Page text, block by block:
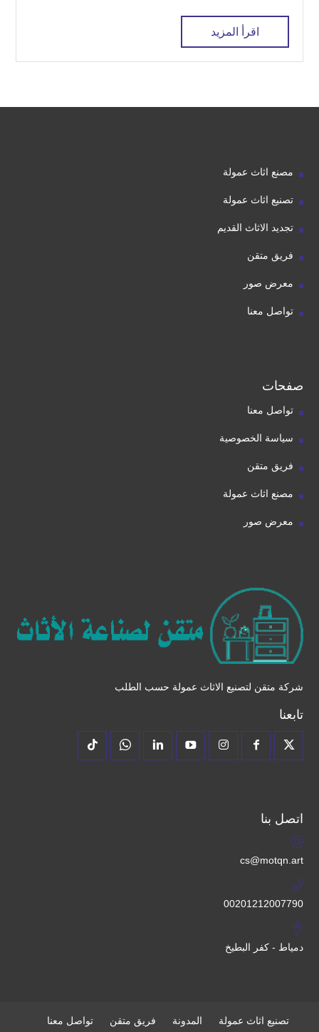
اقرأ المزيد
مصنع اثاث عمولة
تصنيع اثاث عمولة
تجديد الاثاث القديم
فريق متقن
معرض صور
تواصل معنا
صفحات
تواصل معنا
سياسة الخصوصية
فريق متقن
مصنع اثاث عمولة
معرض صور
شركة متقن لتصنيع الاثاث عمولة حسب الطلب
تابعنا
اتصل بنا
cs@motqn.art
00201212007790
دمياط - كفر البطيخ
تصنيع اثاث عمولة المدونة فريق متقن تواصل معنا